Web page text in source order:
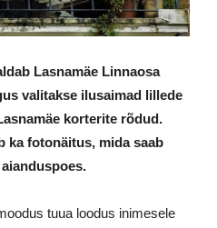
Lasnamäe Linnaosa
valitakse ilusaimad lillede
korterite rõdud.
ka fotonäitus, mida saab
tuua loodus inimesele